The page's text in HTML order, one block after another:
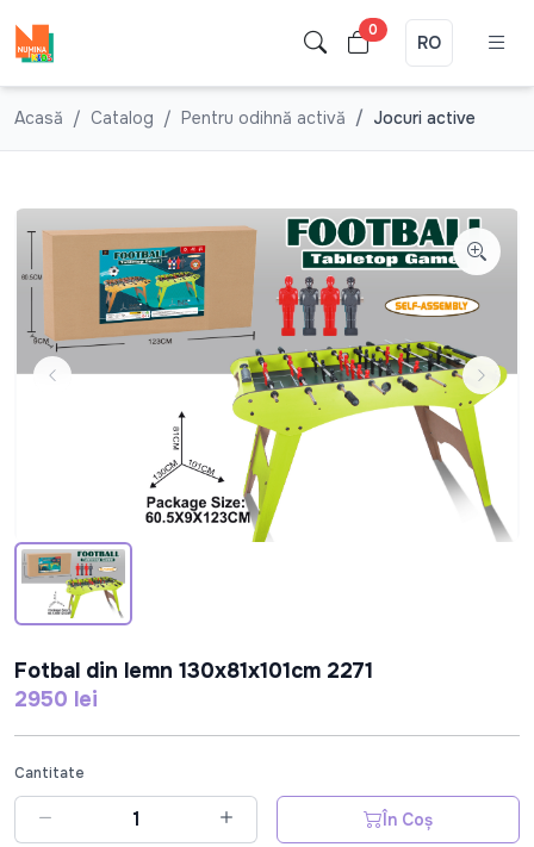
0
RO
Acasă Catalog Pentru odihnă activă Jocuri active
Fotbal din lemn 130x81x101cm 2271
2950 lei
Cantitate
În Coș